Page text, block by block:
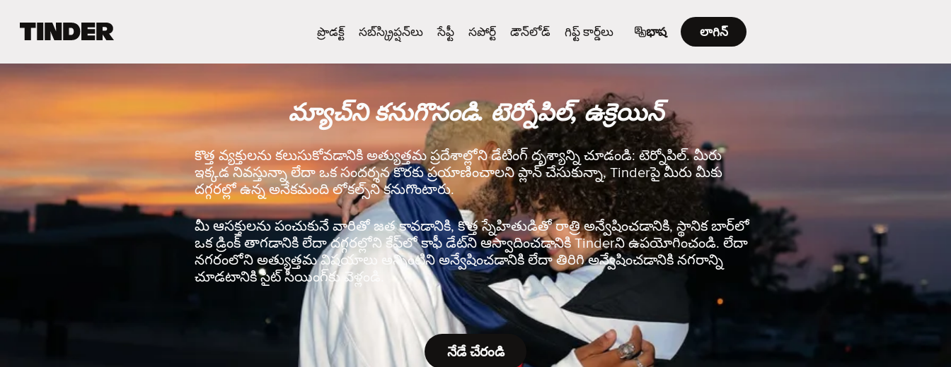
e
ప్రొడక్ట్ సబ్‌స్క్రిప్షన్‌లు సేఫ్టీ సపోర్ట్ డౌన్‌లోడ్ గిఫ్ట్ కార్డ్‌లు భాష లాగిన్
మ్యాచ్‌ని కనుగొనండి. టెర్నోపిల్, ఉక్రెయిన్
కొత్త వ్యక్తులను కలుసుకోవడానికి అత్యుత్తమ ప్రదేశాల్లోని డేటింగ్ దృశ్యాన్ని చూడండి: టెర్నోపిల్. మీరు
ఇక్కడ నివస్తున్నా లేదా ఒక సందర్శన కొరకు ప్రయాణించాలని ప్లాన్ చేసుకున్నా, Tinderపై మీరు మీకు
దగ్గరల్లో ఉన్న అనేకమంది లోకల్స్‌ని కనుగొంటారు.
మీ ఆసక్తులను పంచుకునే వారితో జత కావడానికి, కొత్త స్నేహితుడితో రాత్రి అన్వేషించడానికి, స్థానిక బార్‌లో
ఒక డ్రింక్ తాగడానికి లేదా దగ్గరల్లోని కేఫ్‌లో కాఫీ డేట్‌ని ఆస్వాదించడానికి Tinderని ఉపయోగించండి. లేదా
నగరంలోని అత్యుత్తమ విషయాలు అన్నింటిని అన్వేషించడానికి లేదా తిరిగి అన్వేషించడానికి నగరాన్ని
చూడటానికి సైట్ సీయింగ్‌కు వెళ్లండి.
నేడే చేరండి